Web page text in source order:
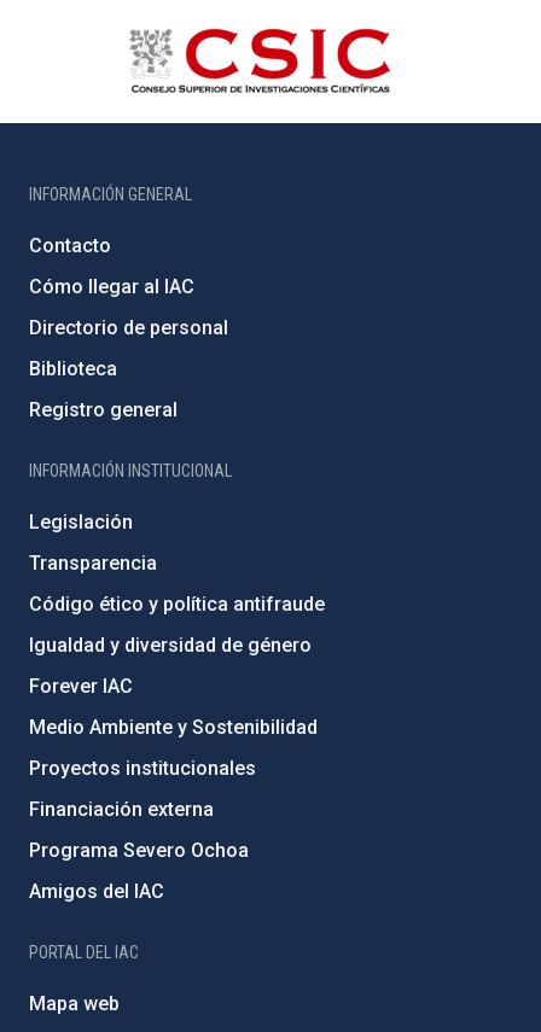
INFORMACIÓN GENERAL
Contacto
Cómo llegar al IAC
Directorio de personal
Biblioteca
Registro general
INFORMACIÓN INSTITUCIONAL
Legislación
Transparencia
Código ético y política antifraude
Igualdad y diversidad de género
Forever IAC
Medio Ambiente y Sostenibilidad
Proyectos institucionales
Financiación externa
Programa Severo Ochoa
Amigos del IAC
PORTAL DEL IAC
Mapa web